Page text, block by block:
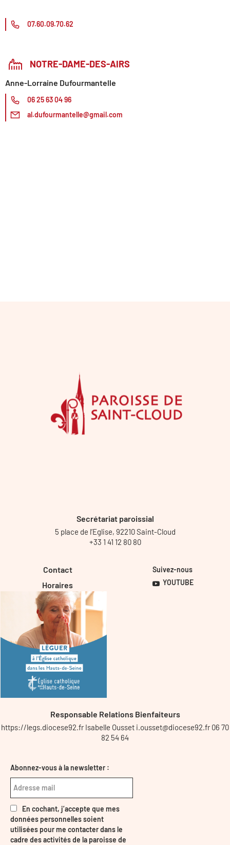
07.60.09.70.62
NOTRE-DAME-DES-AIRS
Anne-Lorraine Dufourmantelle
06 25 63 04 96
al.dufourmantelle@gmail.com
Secrétariat paroissial
5 place de l’Eglise, 92210 Saint-Cloud
+33 1 41 12 80 80
Contact
Horaires
Suivez-nous
YOUTUBE
Responsable Relations Bienfaiteurs
https://legs.diocese92.fr Isabelle Ousset i.ousset@diocese92.fr 06 70
82 54 64
Abonnez-vous à la newsletter :
En cochant, j’accepte que mes
données personnelles soient
utilisées pour me contacter dans le
cadre des activités de la paroisse de